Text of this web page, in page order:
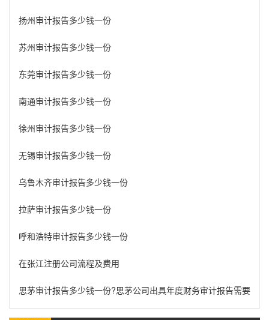
扬州审计报告多少钱一份
苏州审计报告多少钱一份
东莞审计报告多少钱一份
南通审计报告多少钱一份
徐州审计报告多少钱一份
无锡审计报告多少钱一份
乌鲁木齐审计报告多少钱一份
拉萨审计报告多少钱一份
呼和浩特审计报告多少钱一份
在张江注册公司流程及费用
思茅审计报告多少钱一份?思茅公司出具年度财务审计报告需要什